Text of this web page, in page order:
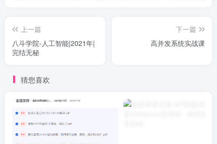
上一篇
八斗学院-人工智能|2021年|
完结无秘
下一篇
高并发系统实战课
猜您喜欢